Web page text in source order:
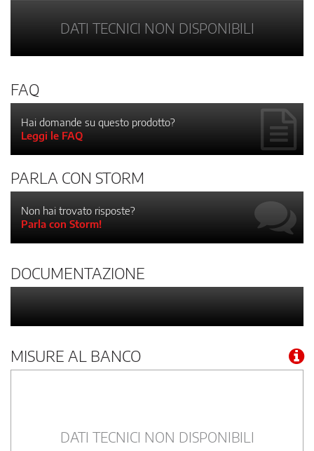
DATI TECNICI NON DISPONIBILI
FAQ
Hai domande su questo prodotto?
Leggi le FAQ
PARLA CON STORM
Non hai trovato risposte?
Parla con Storm!
DOCUMENTAZIONE
MISURE AL BANCO
DATI TECNICI NON DISPONIBILI